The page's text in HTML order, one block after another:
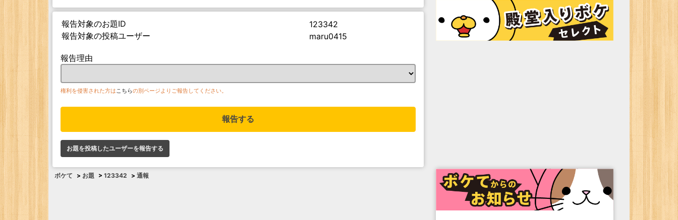
報告対象のお題ID
123342
報告対象の投稿ユーザー
maru0415
報告理由
権利を侵害された方はこちらの別ページよりご報告してください。
報告する
お題を投稿したユーザーを報告する
ボケて > お題 > 123342 > 通報